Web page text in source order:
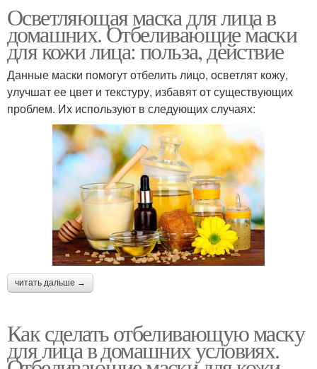
Осветляющая маска для лица в
домашних. Отбеливающие маски
для кожи лица: польза, действие
Данные маски помогут отбелить лицо, осветлят кожу,
улучшат ее цвет и текстуру, избавят от существующих
проблем. Их используют в следующих случаях:
читать дальше →
Как сделать отбеливающую маску
для лица в домашних условиях.